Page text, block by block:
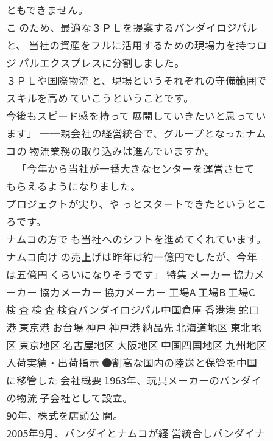
ともできません。
こ のため、最適な３ＰＬを提案するバンダイロジパル
と、 当社の資産をフルに活用するための現場力を持つロ
ジ パルエクスプレスに分割しました。
３ＰＬや国際物流 と、現場というそれぞれの守備範囲で
スキルを高め ていこうということです。
今後もスピード感を持って 展開していきたいと思ってい
ます」 ──親会社の経営統合で、グループとなったナム
コの 物流業務の取り込みは進んでいますか。
「今年から当社が一番大きなセンターを運営させて
もらえるようになりました。
プロジェクトが実り、や っとスタートできたというとこ
ろです。
ナムコの方で も当社へのシフトを進めてくれています。
ナムコ向け の売上げは昨年は約一億円でしたが、今年
は五億円 くらいになりそうです」 特集 メーカー 協力メ
ーカー 協力メーカー 協力メーカー 工場A 工場B 工場C
検 査 検 査 検査バンダイロジパル中国倉庫 香港港 蛇口
港 東京港 お台場 神戸 神戸港 納品先 北海道地区 東北地
区 東京地区 名古屋地区 大阪地区 中国四国地区 九州地区
入荷実績・出荷指示 ●割高な国内の陸送と保管を中国
に移管した 会社概要 1963年、玩具メーカーのバンダイ
の物流 子会社として設立。
90年、株式を店頭公 開。
2005年9月、バンダイとナムコが経 営統合しバンダイナ